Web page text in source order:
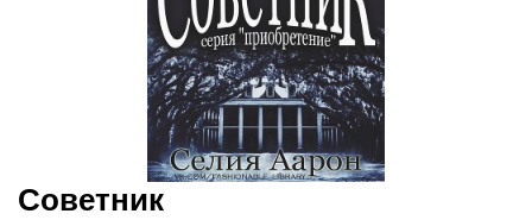
Советник